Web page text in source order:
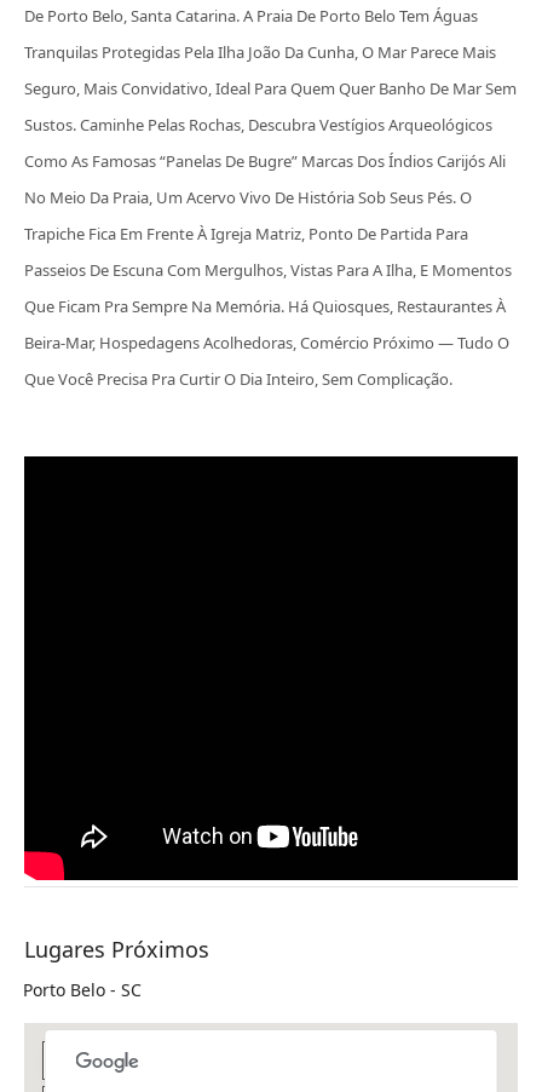
De Porto Belo, Santa Catarina. A Praia De Porto Belo Tem Águas
Tranquilas Protegidas Pela Ilha João Da Cunha, O Mar Parece Mais
Seguro, Mais Convidativo, Ideal Para Quem Quer Banho De Mar Sem
Sustos. Caminhe Pelas Rochas, Descubra Vestígios Arqueológicos
Como As Famosas “panelas De Bugre” Marcas Dos Índios Carijós Ali
No Meio Da Praia, Um Acervo Vivo De História Sob Seus Pés. O
Trapiche Fica Em Frente À Igreja Matriz, Ponto De Partida Para
Passeios De Escuna Com Mergulhos, Vistas Para A Ilha, E Momentos
Que Ficam Pra Sempre Na Memória. Há Quiosques, Restaurantes À
Beira-Mar, Hospedagens Acolhedoras, Comércio Próximo — Tudo O
Que Você Precisa Pra Curtir O Dia Inteiro, Sem Complicação.
Lugares Próximos
Porto Belo - SC